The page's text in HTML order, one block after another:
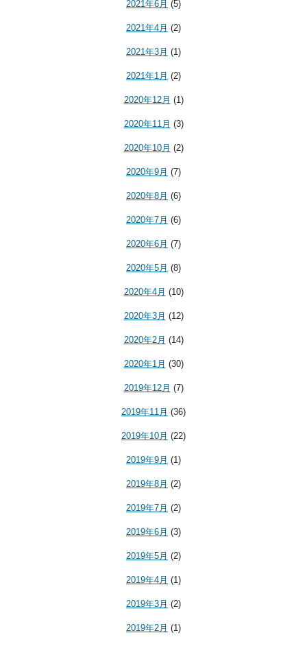
2021年6月 (5)
2021年4月 (2)
2021年3月 (1)
2021年1月 (2)
2020年12月 (1)
2020年11月 (3)
2020年10月 (2)
2020年9月 (7)
2020年8月 (6)
2020年7月 (6)
2020年6月 (7)
2020年5月 (8)
2020年4月 (10)
2020年3月 (12)
2020年2月 (14)
2020年1月 (30)
2019年12月 (7)
2019年11月 (36)
2019年10月 (22)
2019年9月 (1)
2019年8月 (2)
2019年7月 (2)
2019年6月 (3)
2019年5月 (2)
2019年4月 (1)
2019年3月 (2)
2019年2月 (1)